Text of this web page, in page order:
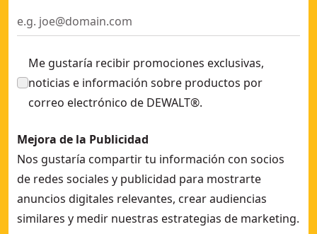
Me gustaría recibir promociones exclusivas,
noticias e información sobre productos por
correo electrónico de DEWALT®.
Mejora de la Publicidad
Nos gustaría compartir tu información con socios
de redes sociales y publicidad para mostrarte
anuncios digitales relevantes, crear audiencias
similares y medir nuestras estrategias de marketing.